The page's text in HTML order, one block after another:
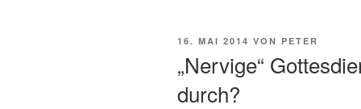
VERÖFFENTLICHT
16. MAI 2014 VON PETER
„Nervige“
durch?